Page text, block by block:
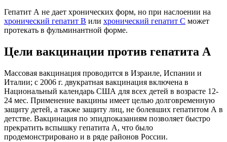
Гепатит А не дает хронических форм, но при наслоении на
хронический гепатит В или хронический гепатит С может
протекать в фульминантной форме.
Цели вакцинации против гепатита А
Массовая вакцинация проводится в Израиле, Испании и
Италии; с 2006 г. двукратная вакцинация включена в
Национальный календарь США для всех детей в возрасте 12-
24 мес. Применение вакцины имеет целью долговременную
защиту детей, а также защиту лиц, не болевших гепатитом А в
детстве. Вакцинация по эпидпоказаниям позволяет быстро
прекратить вспышку гепатита А, что было
продемонстрировано и в ряде районов России.